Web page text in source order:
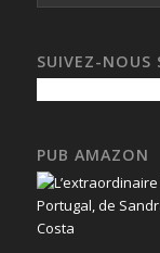
SUIVEZ-NOUS
PUB AMAZON